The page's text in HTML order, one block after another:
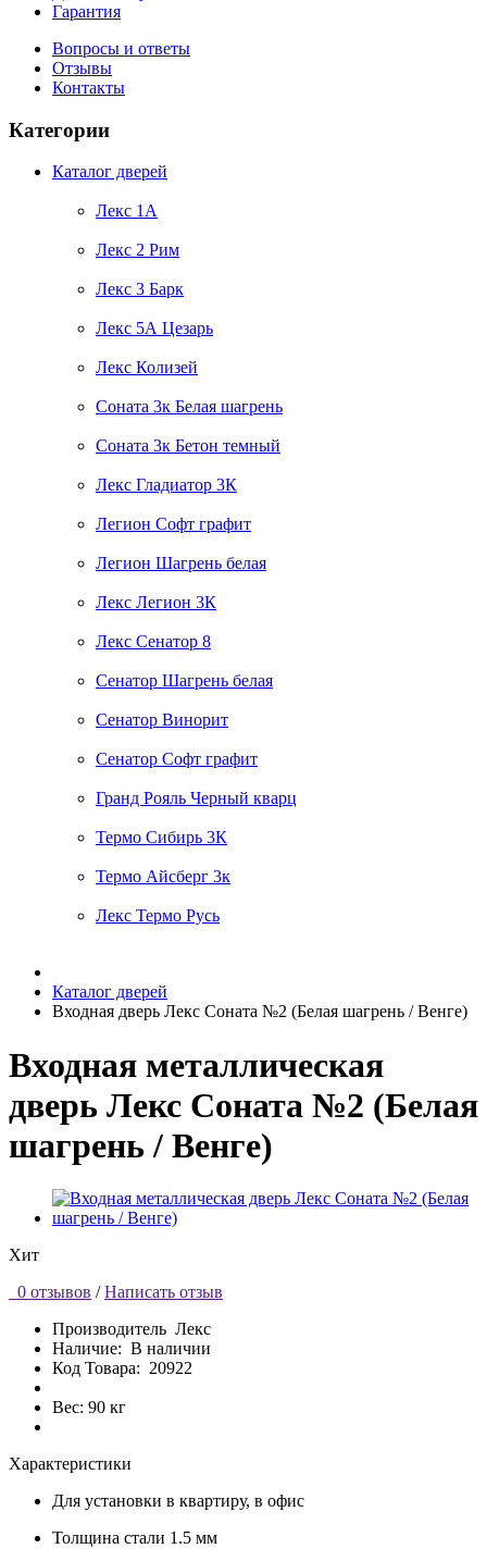
Гарантия
Вопросы и ответы
Отзывы
Контакты
Категории
Каталог дверей
Лекс 1А
Лекс 2 Рим
Лекс 3 Барк
Лекс 5А Цезарь
Лекс Колизей
Соната 3к Белая шагрень
Соната 3к Бетон темный
Лекс Гладиатор 3К
Легион Софт графит
Легион Шагрень белая
Лекс Легион 3К
Лекс Сенатор 8
Сенатор Шагрень белая
Сенатор Винорит
Сенатор Софт графит
Гранд Рояль Черный кварц
Термо Сибирь 3К
Термо Айсберг 3к
Лекс Термо Русь
Каталог дверей
Входная дверь Лекс Соната №2 (Белая шагрень / Венге)
Входная металлическая
дверь Лекс Соната №2 (Белая
шагрень / Венге)
Хит
0 отзывов / Написать отзыв
Производитель Лекс
Наличие: В наличии
Код Товара: 20922
Вес: 90 кг
Характеристики
Для установки в квартиру, в офис
Толщина стали 1.5 мм